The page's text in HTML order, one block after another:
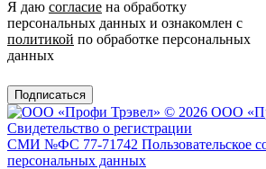
Я даю согласие на обработку
персональных данных и ознакомлен с
политикой по обработке персональных
данных
Подписаться
© 2026 ООО
Свидетельство о регистрации
СМИ №ФС 77-71742 Пользовательское
персональных данных